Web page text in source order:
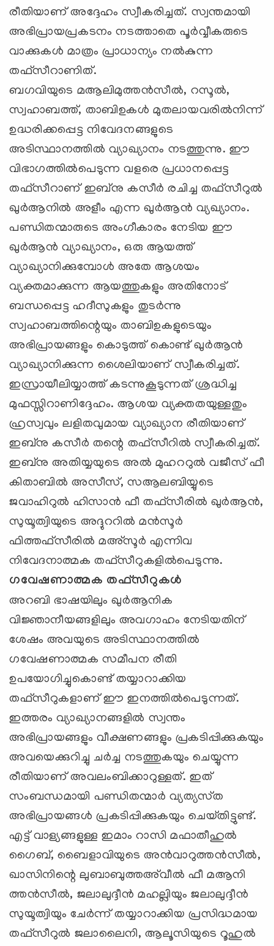
രീതിയാണ്‌ അദ്ദേഹം സ്വീകരിച്ചത്‌. സ്വന്തമായി
അഭിപ്രായപ്രകടനം നടത്താതെ പൂര്‍വ്വീകരുടെ
വാക്കുകള്‍ മാത്രം പ്രാധാന്യം നല്‍കുന്ന
തഫ്‌സീറാണിത്‌.
ബഗവിയുടെ മആലിമുത്തന്‍സീല്‍, റസൂല്‍,
സ്വഹാബത്ത്‌, താബിഉകള്‍ മുതലായവരില്‍നിന്ന്‌
ഉദ്ധരിക്കപ്പെട്ട നിവേദനങ്ങളുടെ
അടിസ്ഥാനത്തില്‍ വ്യാഖ്യാനം നടത്തുന്നു. ഈ
വിഭാഗത്തില്‍പെടുന്ന വളരെ പ്രധാനപ്പെട്ട
തഫ്‌സീറാണ്‌ ഇബ്‌നു കസീര്‍ രചിച്ച തഫ്‌സീറുല്‍
ഖുര്‍ആനില്‍ അളീം എന്ന ഖുര്‍ആന്‍ വ്യഖ്യാനം.
പണ്ഡിതന്മാരുടെ അംഗീകാരം നേടിയ ഈ
ഖുര്‍ആന്‍ വ്യാഖ്യാനം, ഒരു ആയത്ത്‌
വ്യാഖ്യാനിക്കുമ്പോള്‍ അതേ ആശയം
വ്യക്തമാക്കുന്ന ആയത്തുകളും അതിനോട്‌
ബന്ധപ്പെട്ട ഹദീസുകളും തുടര്‍ന്നു
സ്വഹാബത്തിന്റെയും താബിഉകളുടെയും
അഭിപ്രായങ്ങളും കൊടുത്ത്‌ കൊണ്ട്‌ ഖുര്‍ആന്‍
വ്യാഖ്യാനിക്കുന്ന ശൈലിയാണ്‌ സ്വീകരിച്ചത്‌.
ഇസ്രായീലിയ്യാത്ത്‌ കടന്നുകൂടുന്നത്‌ ശ്രദ്ധിച്ച
മുഫസ്സിറാണിദ്ദേഹം. ആശയ വ്യക്തതയുള്ളതും
ഹ്രസ്വവും ലളിതവുമായ വ്യാഖ്യാന രീതിയാണ്‌
ഇബ്‌നു കസീര്‍ തന്റെ തഫ്‌സീറില്‍ സ്വീകരിച്ചത്‌.
ഇബ്‌നു അതിയ്യയുടെ അല്‍ മുഹററുല്‍ വജീസ്‌ ഫീ
കിതാബില്‍ അസീസ്‌, സആലബിയ്യുടെ
ജവാഹിറുല്‍ ഹിസാന്‍ ഫീ തഫ്‌സീരില്‍ ഖുര്‍ആന്‍,
സുയൂത്വിയുടെ അദ്ദുററില്‍ മന്‍സൂര്‍
ഫിത്തഫ്‌സീരില്‍ മഅ്‌സൂര്‍ എന്നിവ
നിവേദനാത്മക തഫ്‌സീറുകളില്‍പെടുന്നു.
ഗവേഷണാത്മക തഫ്‌സീറുകള്‍
അറബി ഭാഷയിലും ഖുര്‍ആനിക
വിജ്ഞാനീയങ്ങളിലും അവഗാഹം നേടിയതിന്‌
ശേഷം അവയുടെ അടിസ്ഥാനത്തില്‍
ഗവേഷണാത്മക സമീപന രീതി
ഉപയോഗിച്ചുകൊണ്ട്‌ തയ്യാറാക്കിയ
തഫ്‌സീറുകളാണ്‌ ഈ ഇനത്തില്‍പെടുന്നത്‌.
ഇത്തരം വ്യാഖ്യാനങ്ങളില്‍‍ സ്വന്തം
അഭിപ്രായങ്ങളും വീക്ഷണങ്ങളും പ്രകടിപ്പിക്കുകയും
അവയെക്കുറിച്ചു ചര്‍ച്ച നടത്തുകയും ചെയ്യുന്ന
രീതിയാണ്‌ അവലംബിക്കാറുള്ളത്‌. ഇത്‌
സംബന്ധമായി പണ്ഡിതന്മാര്‍ വ്യത്യസ്‌ത
അഭിപ്രായങ്ങള്‍ പ്രകടിപ്പിക്കുകയും ചെയ്‌തിട്ടുണ്ട്‌.
എട്ട്‌ വാള്യങ്ങളുള്ള ഇമാം റാസി മഫാതീഹുല്‍
ഗൈബ്‌, ബൈളാവിയുടെ അന്‍വാറുത്തന്‍സീല്‍,
ഖാസിനിന്റെ ലുബാബുത്തഅ്‌വീല്‍ ഫീ മആനി
ത്തന്‍സീല്‍, ജലാലുദ്ദീന്‍ മഹല്ലിയും ജലാലുദ്ദീന്‍
സുയൂത്വിയും ചേര്‍ന്ന്‌ തയ്യാറാക്കിയ പ്രസിദ്ധമായ
തഫ്‌സീറുല്‍ ജലാലൈനി, ആലൂസിയുടെ റൂഹുല്‍